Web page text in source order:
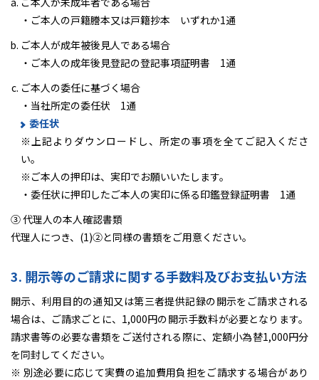
・ご本人の戸籍謄本又は戸籍抄本 いずれか1通
ご本人が成年被後見人である場合
・ご本人の成年後見登記の登記事項証明書 1通
ご本人の委任に基づく場合
・当社所定の委任状 1通
委任状
※上記よりダウンロードし、所定の事項を全てご記入くださ
い。
※ご本人の押印は、実印でお願いいたします。
・委任状に押印したご本人の実印に係る印鑑登録証明書 1通
③ 代理人の本人確認書類
代理人につき、(1)②と同様の書類をご用意ください。
3. 開示等のご請求に関する手数料及びお支払い方法
開示、利用目的の通知又は第三者提供記録の開示をご請求される
場合は、ご請求ごとに、1,000円の開示手数料が必要となります。
請求書等の必要な書類をご送付される際に、定額小為替1,000円分
を同封してください。
※ 別途必要に応じて実費の追加費用負担をご請求する場合があり